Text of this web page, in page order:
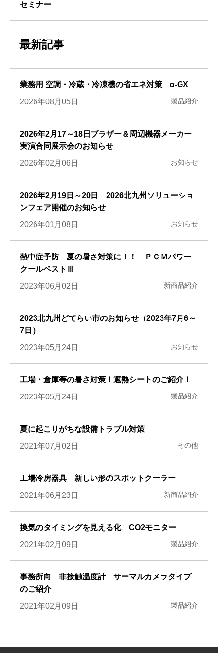
セミナー
最新記事
業務用 空調・冷蔵・冷凍機の省エネ対策 α-GX
2026年08月05日 製品紹介
2026年2月17～18日ブラザー＆周辺機器メーカー
実演合同展示会のお知らせ
2026年02月06日 お知らせ
2026年2月19日～20日 2026北九州ソリューショ
ンフェア開催のお知らせ
2026年01月08日 お知らせ
熱中症予防 夏の暑さ対策に！！ ＰＣＭパワー
クールベストⅢ
2023年06月02日 新商品紹介
2023北九州どてらい市のお知らせ（2023年7月6～
7日）
2023年05月24日 お知らせ
工場・倉庫等の暑さ対策！遮熱シートのご紹介！
2023年05月24日 製品紹介
夏に起こりがちな設備トラブル対策
2021年07月02日 その他
工場冷房器具 新しい形のスポットクーラー
2021年06月23日 新商品紹介
換気のタイミングを見える化 CO2モニター
2021年02月09日 製品紹介
事務所向 非接触温度計 サーマルカメラタイプ
のご紹介
2021年02月09日 製品紹介